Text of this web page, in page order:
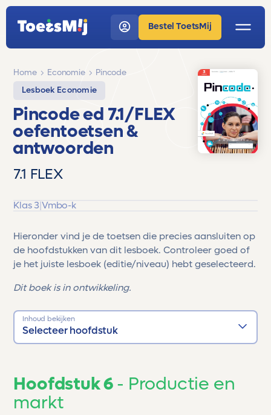
Bestel ToetsMij
Home Economie
Pincode
Lesboek Economie
Pincode ed 7.1/FLEX
oefentoetsen &
antwoorden
7.1 FLEX
Klas 3|Vmbo-k
Hieronder vind je de toetsen die precies aansluiten op
de hoofdstukken van dit lesboek. Controleer goed of
je het juiste lesboek (editie/niveau) hebt geselecteerd.
Dit boek is in ontwikkeling.
Inhoud bekijken
Selecteer hoofdstuk
Hoofdstuk 6
Productie en
markt